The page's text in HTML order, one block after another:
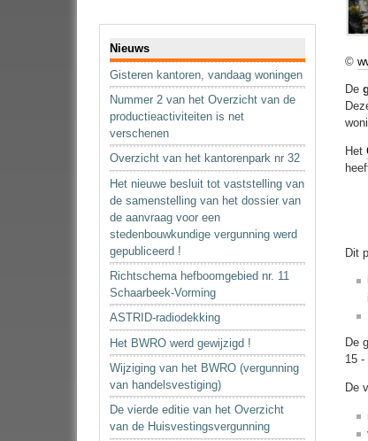
Nieuws
Gisteren kantoren, vandaag woningen
Nummer 2 van het Overzicht van de
productieactiviteiten is net
verschenen
Overzicht van het kantorenpark nr 32
Het nieuwe besluit tot vaststelling van
de samenstelling van het dossier van
de aanvraag voor een
stedenbouwkundige vergunning werd
gepubliceerd !
Richtschema hefboomgebied nr. 11
Schaarbeek-Vorming
ASTRID-radiodekking
Het BWRO werd gewijzigd !
Wijziging van het BWRO (vergunning
van handelsvestiging)
De vierde editie van het Overzicht
van de Huisvestingsvergunning
©
De
Het
Dit
De
15
De